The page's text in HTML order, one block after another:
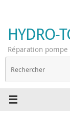
contenu
HYDRO-
Réparation